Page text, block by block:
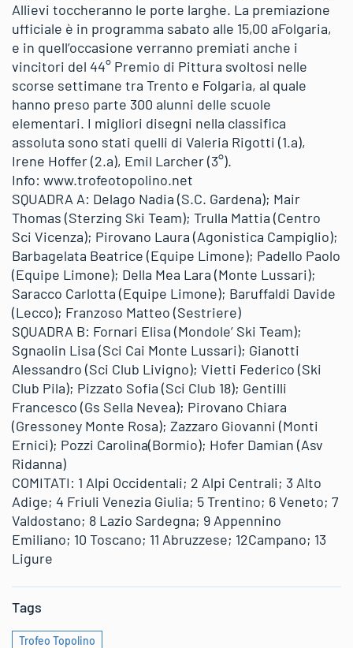
Allievi toccheranno le porte larghe. La premiazione
ufficiale è in programma sabato alle 15,00 aFolgaria,
e in quell’occasione verranno premiati anche i
vincitori del 44° Premio di Pittura svoltosi nelle
scorse settimane tra Trento e Folgaria, al quale
hanno preso parte 300 alunni delle scuole
elementari. I migliori disegni nella classifica
assoluta sono stati quelli di Valeria Rigotti (1.a),
Irene Hoffer (2.a), Emil Larcher (3°).
Info: www.trofeotopolino.net
SQUADRA A: Delago Nadia (S.C. Gardena); Mair
Thomas (Sterzing Ski Team); Trulla Mattia (Centro
Sci Vicenza); Pirovano Laura (Agonistica Campiglio);
Barbagelata Beatrice (Equipe Limone); Padello Paolo
(Equipe Limone); Della Mea Lara (Monte Lussari);
Saracco Carlotta (Equipe Limone); Baruffaldi Davide
(Lecco); Franzoso Matteo (Sestriere)
SQUADRA B: Fornari Elisa (Mondole’ Ski Team);
Sgnaolin Lisa (Sci Cai Monte Lussari); Gianotti
Alessandro (Sci Club Livigno); Vietti Federico (Ski
Club Pila); Pizzato Sofia (Sci Club 18); Gentilli
Francesco (Gs Sella Nevea); Pirovano Chiara
(Gressoney Monte Rosa); Zazzaro Giovanni (Monti
Ernici); Pozzi Carolina(Bormio); Hofer Damian (Asv
Ridanna)
COMITATI: 1 Alpi Occidentali; 2 Alpi Centrali; 3 Alto
Adige; 4 Friuli Venezia Giulia; 5 Trentino; 6 Veneto; 7
Valdostano; 8 Lazio Sardegna; 9 Appennino
Emiliano; 10 Toscano; 11 Abruzzese; 12Campano; 13
Ligure
Tags
Trofeo Topolino